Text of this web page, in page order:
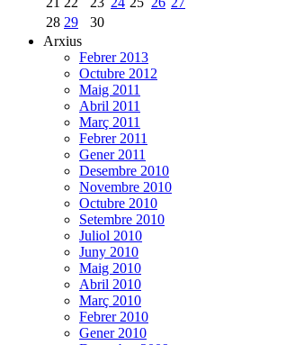
28 29
30
Arxius
Febrer 2013
Octubre 2012
Maig 2011
Abril 2011
Març 2011
Febrer 2011
Gener 2011
Desembre 2010
Novembre 2010
Octubre 2010
Setembre 2010
Juliol 2010
Juny 2010
Maig 2010
Abril 2010
Març 2010
Febrer 2010
Gener 2010